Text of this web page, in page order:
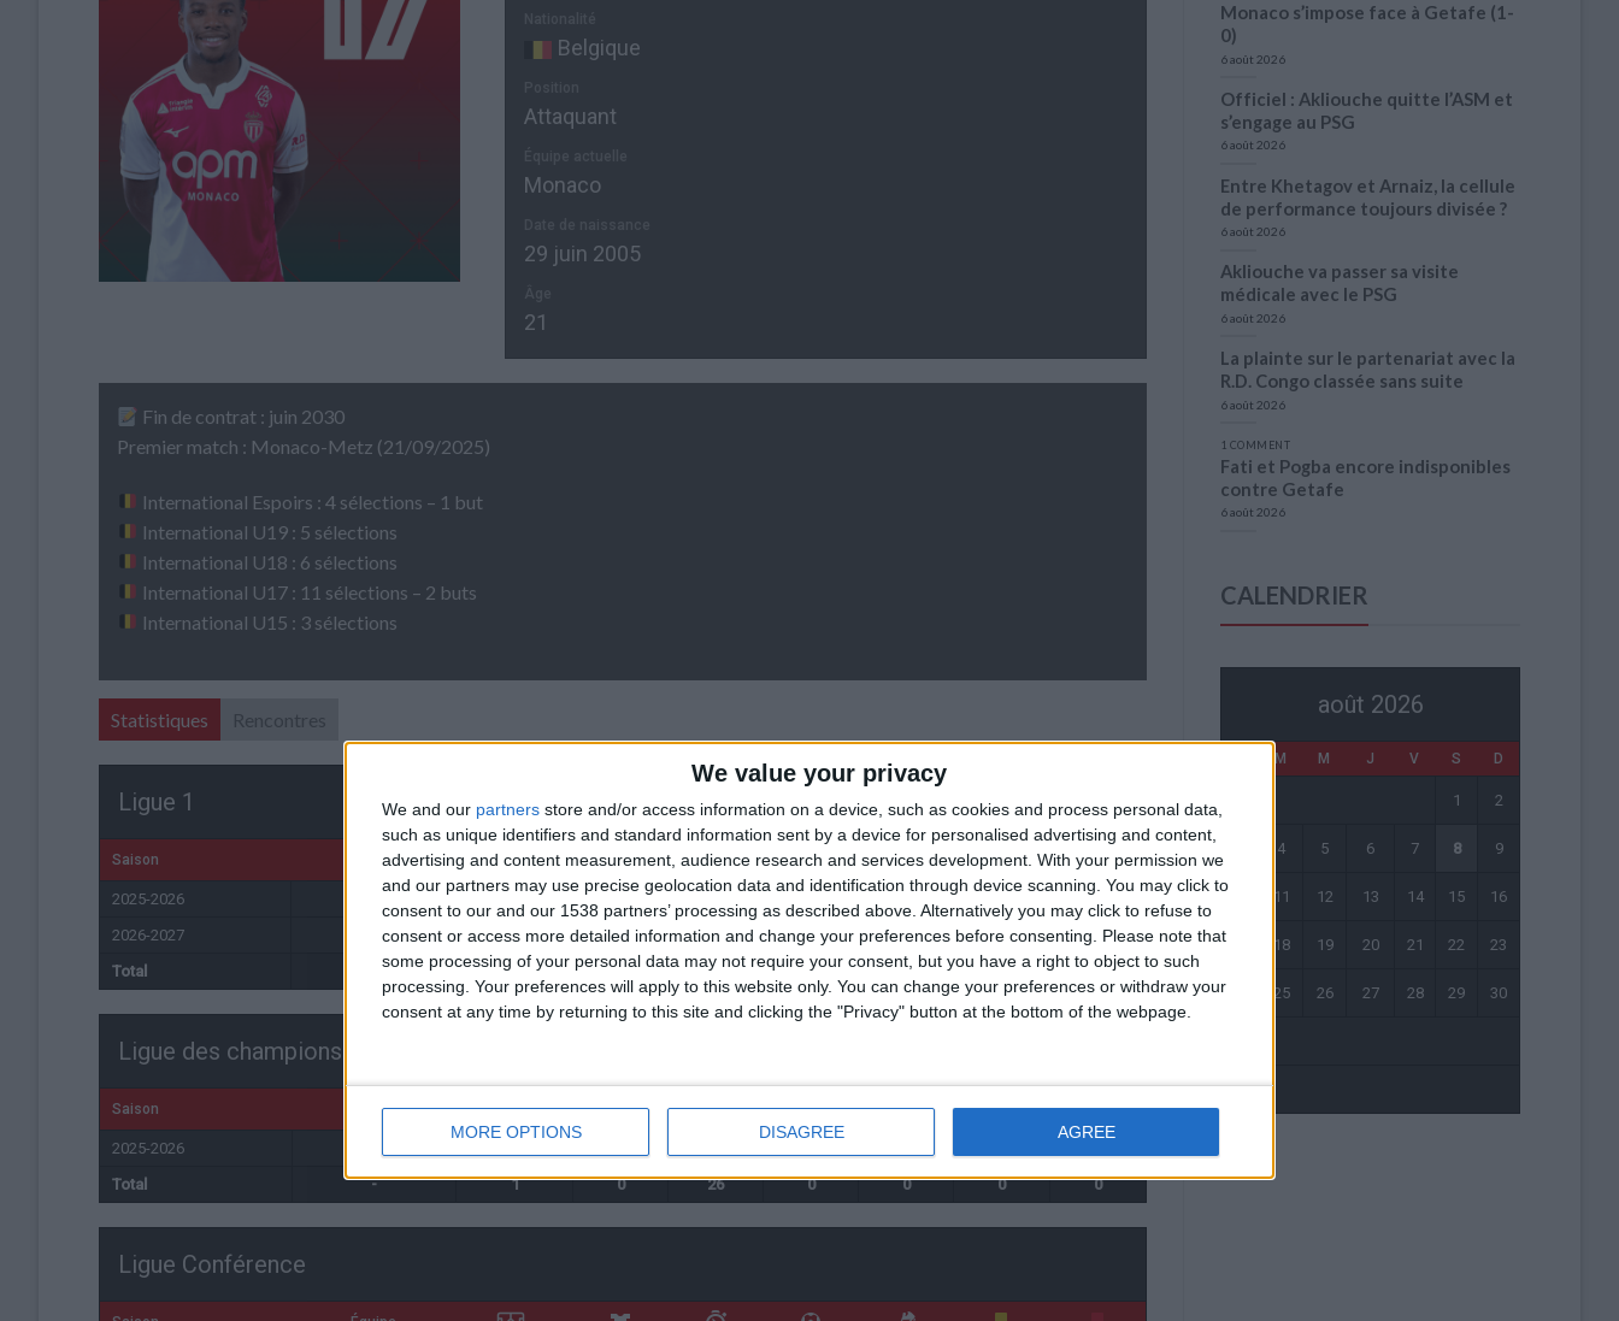
We value your privacy
We and our partners store and/or access information on a device, such as cookies and process personal data,
such as unique identifiers and standard information sent by a device for personalised advertising and content,
advertising and content measurement, audience research and services development. With your permission we
and our partners may use precise geolocation data and identification through device scanning. You may click to
consent to our and our 1538 partners’ processing as described above. Alternatively you may click to refuse to
consent or access more detailed information and change your preferences before consenting.
Please note that
some processing of your personal data may not require your consent, but you have a right to object to such
processing. Your preferences will apply to this website only. You can change your preferences or withdraw your
consent at any time by returning to this site and clicking the "Privacy" button at the bottom of the webpage.
MORE OPTIONS DISAGREE AGREE
Belgique
Attaquant
Monaco
29 juin 2005
21
Fin de contrat : juin 2030
Premier match : Monaco-Metz (21/09/2025)
International Espoirs : 4 sélections – 1 but
International U19 : 5 sélections
International U18 : 6 sélections
International U17 : 11 sélections – 2 buts
International U15 : 3 sélections
Statistiques Rencontres
Ligue 1
Saison Équipe
2025-2026
0
2026-2027
Monaco 0 0 0 0 0 0
Total
8 0 164 1 1 0 0
Ligue des champions
Saison Équipe
2025-2026
Total
- 1 0 26 0 0 0 0
Ligue Conférence
Monaco s’impose face à Getafe (1-
0)
6 août 2026
Officiel : Akliouche quitte l’ASM et
s’engage au PSG
6 août 2026
Entre Khetagov et Arnaiz, la cellule
de performance toujours divisée ?
6 août 2026
Akliouche va passer sa visite
médicale avec le PSG
6 août 2026
La plainte sur le partenariat avec la
R.D. Congo classée sans suite
6 août 2026
1 COMMENT
Fati et Pogba encore indisponibles
contre Getafe
6 août 2026
CALENDRIER
août 2026
M M J V S D
« Mai
1 2
4 5 6 7 8 9
11 12 13 14 15 16
18 19 20 21 22 23
25 26 27 28 29 30